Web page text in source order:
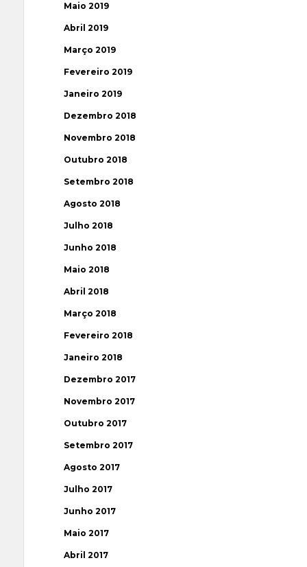
Maio 2019
Abril 2019
Março 2019
Fevereiro 2019
Janeiro 2019
Dezembro 2018
Novembro 2018
Outubro 2018
Setembro 2018
Agosto 2018
Julho 2018
Junho 2018
Maio 2018
Abril 2018
Março 2018
Fevereiro 2018
Janeiro 2018
Dezembro 2017
Novembro 2017
Outubro 2017
Setembro 2017
Agosto 2017
Julho 2017
Junho 2017
Maio 2017
Abril 2017